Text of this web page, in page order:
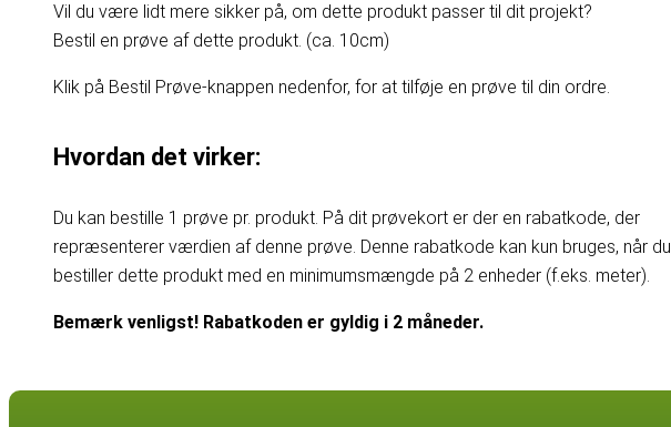
Vil du være lidt mere sikker på, om dette produkt passer til dit projekt?
Bestil en prøve af dette produkt. (ca. 10cm)
Klik på Bestil Prøve-knappen nedenfor, for at tilføje en prøve til din ordre.
Hvordan det virker:
Du kan bestille 1 prøve pr. produkt. På dit prøvekort er der en rabatkode, der
repræsenterer værdien af denne prøve. Denne rabatkode kan kun bruges, når du
bestiller dette produkt med en minimumsmængde på 2 enheder (f.eks. meter).
Bemærk venligst! Rabatkoden er gyldig i 2 måneder.